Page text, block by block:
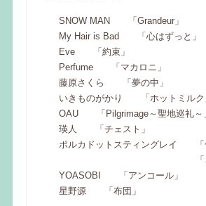
SNOW MAN 「Grandeur」
My Hair is Bad 「心はずっと」
Eve 「約束」
Perfume 「マカロニ」
藤原さくら 「夢の中」
いきものがかり 「ホットミルク
OAU 「Pilgrimage～聖地巡礼～
瑛人 「チェスト」
ポルカドットスティングレイ 「
「さよならイ
YOASOBI 「アンコール」
星野源 「布団」